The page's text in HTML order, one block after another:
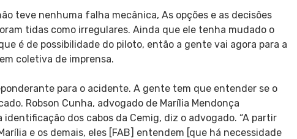
teve nenhuma falha mecânica, As opções e as decisões
tidas como irregulares. Ainda que ele tenha mudado o
é de possibilidade do piloto, então a gente vai agora para a
coletiva de imprensa.
para o acidente. A gente tem que entender se o
Robson Cunha, advogado de Marília Mendonça
identificação dos cabos da Cemig, diz o advogado. “A partir
e os demais, eles [FAB] entendem [que há necessidade